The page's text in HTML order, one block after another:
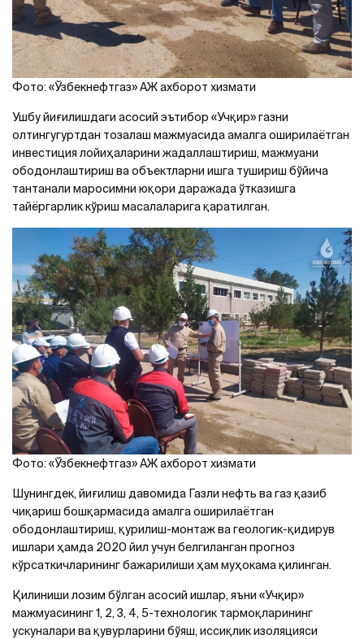
Фото: «Ўзбекнефтгаз» АЖ ахборот хизмати
Ушбу йиғилишдаги асосий эътибор «Учқир» газни
олтингугуртдан тозалаш мажмуасида амалга оширилаётган
инвестиция лойиҳаларини жадаллаштириш, мажмуани
ободонлаштириш ва объектларни ишга тушириш бўйича
тантанали маросимни юқори даражада ўтказишга
тайёргарлик кўриш масалаларига қаратилган.
Фото: «Ўзбекнефтгаз» АЖ ахборот хизмати
Шунингдек, йиғилиш давомида Газли нефть ва газ қазиб
чиқариш бошқармасида амалга оширилаётган
ободонлаштириш, қурилиш-монтаж ва геологик-қидирув
ишлари ҳамда 2020 йил учун белгиланган прогноз
кўрсаткичларининг бажарилиши ҳам муҳокама қилинган.
Қилиниши лозим бўлган асосий ишлар, яъни «Учқир»
мажмуасининг 1, 2, 3, 4, 5-технологик тармоқларининг
ускуналари ва қувурларини бўяш, иссиқлик изоляцияси